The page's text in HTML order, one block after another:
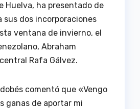
Huelva, ha presentado de
sus dos incorporaciones
ventana de invierno, el
Abraham
Rafa Gálvez.
comentó que «Vengo
ganas de aportar mi